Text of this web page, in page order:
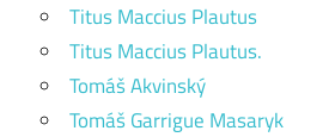
Titus Maccius Plautus
Titus Maccius Plautus.
Tomáš Akvinský
Tomáš Garrigue Masaryk